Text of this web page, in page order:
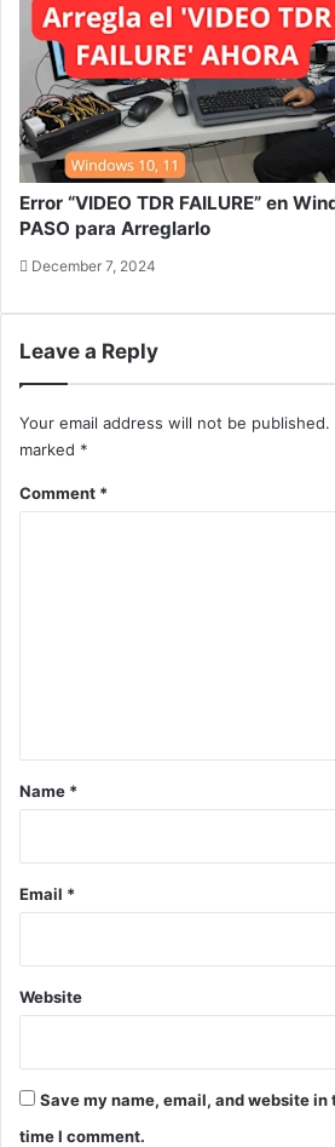
Error “VIDEO TDR FAILURE” en
PASO para Arreglarlo
December 7, 2024
Leave a Reply
Your email address will not be published.
marked *
Comment *
Name *
Email *
Website
Save my name, email, and website
time I comment.